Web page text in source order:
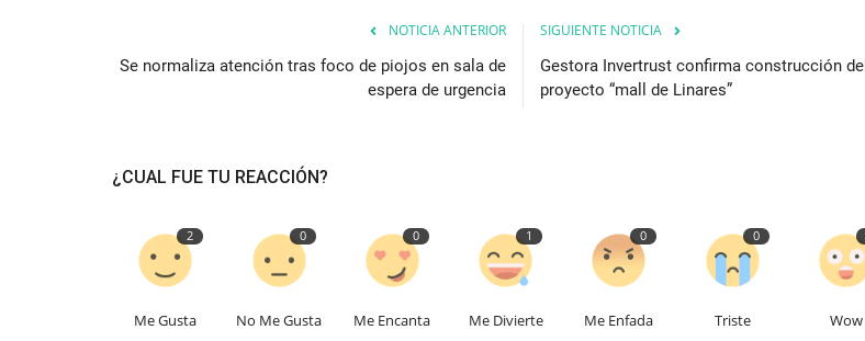
NOTICIA ANTERIOR
Se normaliza atención tras foco de piojos en sala de
espera de urgencia
SIGUIENTE NOTICIA
Gestora Invertrust confirma construcción del
proyecto “mall de Linares”
¿CUAL FUE TU REACCIÓN?
2
Me Gusta
0
No Me Gusta
0
Me Encanta
1
Me Divierte
0
Me Enfada
0
Triste Wow